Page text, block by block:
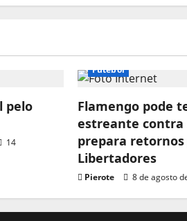
pelo
14
Futebol
Flamengo pode
estreante contra
prepara retornos
Libertadores
Pierote 8 de agosto